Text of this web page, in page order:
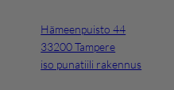
Hämeenpuisto 44
33200 Tampere
iso punatiili rakennus